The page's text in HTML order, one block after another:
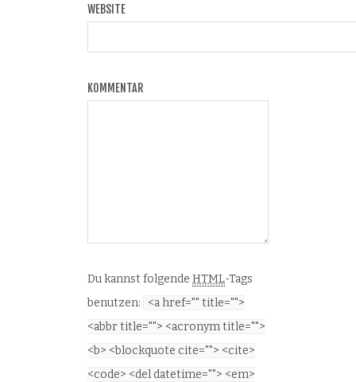
WEBSITE
KOMMENTAR
Du kannst folgende HTML-Tags
benutzen:
<a href="" title="">
<abbr title=""> <acronym title="">
<b> <blockquote cite=""> <cite>
<code> <del datetime=""> <em>